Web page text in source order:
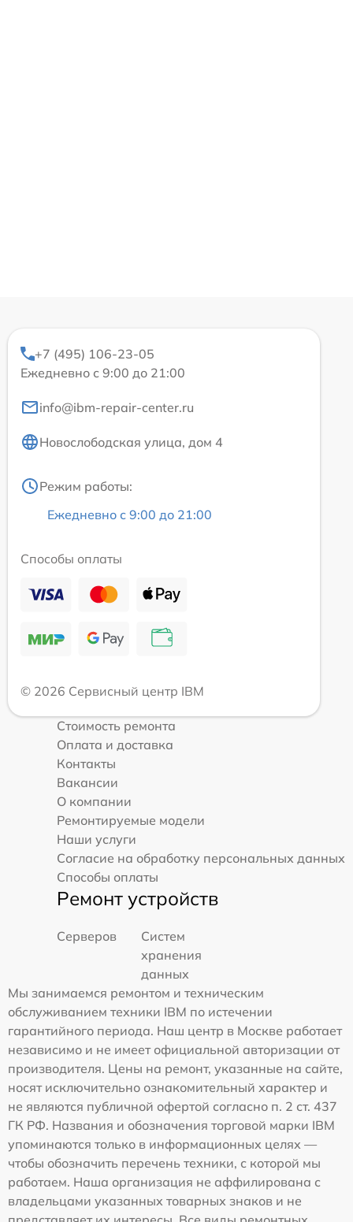
+7 (495) 106-23-05
Ежедневно с 9:00 до 21:00
info@ibm-repair-center.ru
Новослободская улица, дом 4
Режим работы:
Ежедневно с 9:00 до 21:00
Способы оплаты
© 2026 Сервисный центр IBM
Стоимость ремонта
Оплата и доставка
Контакты
Вакансии
О компании
Ремонтируемые модели
Наши услуги
Согласие на обработку персональных данных
Способы оплаты
Ремонт устройств
Серверов
Систем
хранения
данных
Мы занимаемся ремонтом и техническим
обслуживанием техники IBM по истечении
гарантийного периода. Наш центр в Москве работает
независимо и не имеет официальной авторизации от
производителя. Цены на ремонт, указанные на сайте,
носят исключительно ознакомительный характер и
не являются публичной офертой согласно п. 2 ст. 437
ГК РФ. Названия и обозначения торговой марки IBM
упоминаются только в информационных целях —
чтобы обозначить перечень техники, с которой мы
работаем. Наша организация не аффилирована с
владельцами указанных товарных знаков и не